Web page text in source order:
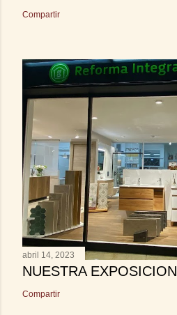
Compartir
abril 14, 2023
NUESTRA EXPOSICION
Compartir